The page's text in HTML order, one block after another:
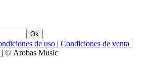
de uso | Condiciones de venta |
| © Arobas Music